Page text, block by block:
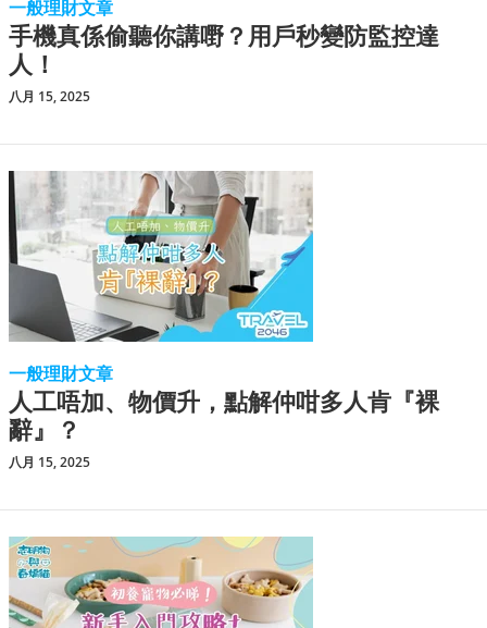
一般理財文章
手機真係偷聽你講嘢？用戶秒變防監控達
人！
八月 15, 2025
一般理財文章
人工唔加、物價升，點解仲咁多人肯『裸
辭』？
八月 15, 2025